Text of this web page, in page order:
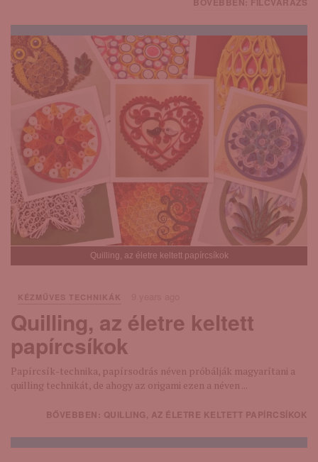
Quilling, az életre keltett papírcsíkok
KÉZMŰVES TECHNIKÁK
Quilling, az életre keltett
papírcsíkok
Papírcsík-technika, papírsodrás néven próbálják magyarítani a
quilling technikát, de ahogy az origami ezen a néven ...
BŐVEBBEN: QUILLING, AZ ÉLETRE KELTETT PAPÍRCSÍKOK